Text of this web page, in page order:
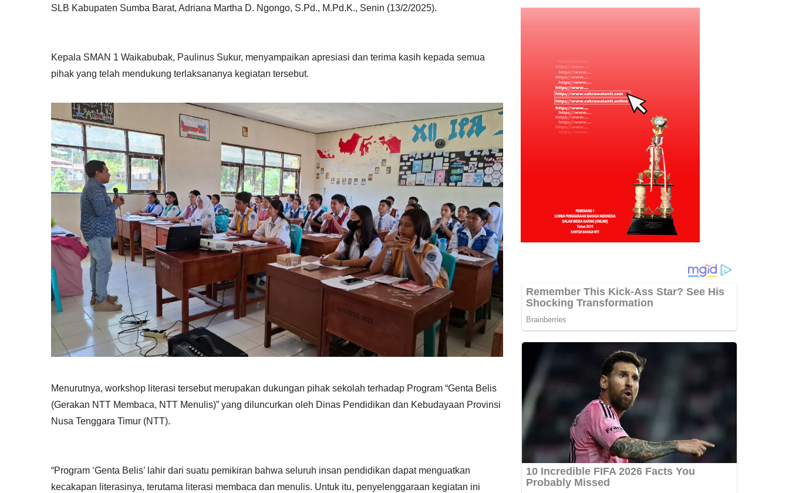
SLB Kabupaten Sumba Barat, Adriana Martha D. Ngongo, S.Pd., M.Pd.K., Senin (13/2/2025).
Kepala SMAN 1 Waikabubak, Paulinus Sukur, menyampaikan apresiasi dan terima kasih kepada semua
pihak yang telah mendukung terlaksananya kegiatan tersebut.
Menurutnya, workshop literasi tersebut merupakan dukungan pihak sekolah terhadap Program “Genta Belis
(Gerakan NTT Membaca, NTT Menulis)” yang diluncurkan oleh Dinas Pendidikan dan Kebudayaan Provinsi
Nusa Tenggara Timur (NTT).
“Program ‘Genta Belis’ lahir dari suatu pemikiran bahwa seluruh insan pendidikan dapat menguatkan
kecakapan literasinya, terutama literasi membaca dan menulis. Untuk itu, penyelenggaraan kegiatan ini